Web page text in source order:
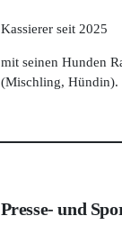
Kassierer seit 2025
mit seinen Hunden
(Mischling, Hündin).
Presse- und